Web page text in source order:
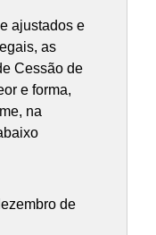
ajustados e
as
Cessão de
e forma,
na
de